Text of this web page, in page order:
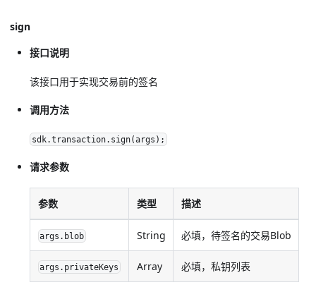
sign
接口说明
该接口用于实现交易前的签名
调用方法
sdk.transaction.sign(args);
请求参数
参数 类型 描述
args.blob String 必填，待签名的交易Blob
args.privateKeys Array 必填，私钥列表